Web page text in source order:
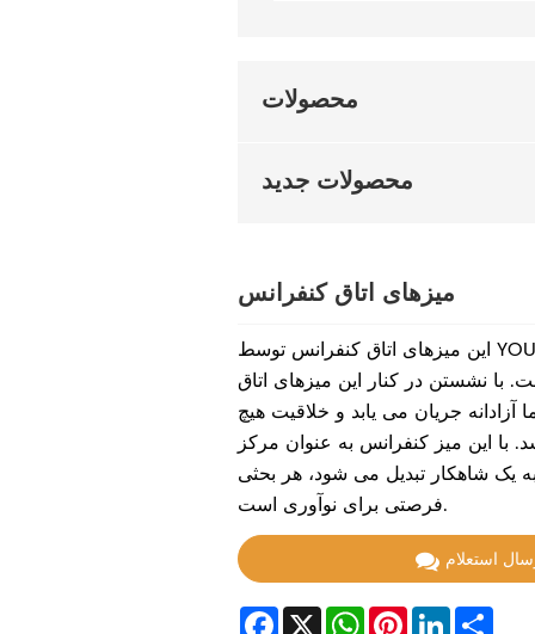
محصولات
محصولات جدید
میزهای اتاق کنفرانس
این میزهای اتاق کنفرانس توسط YOURWORK Furniture
با نشستن در کنار این میزهای اتاق
آزادانه جریان می یابد و خلاقیت هیچ
این میز کنفرانس به عنوان مرکز
یک شاهکار تبدیل می شود، هر بحثی
فرصتی برای نوآوری است.
استعلام
Facebook
X WhatsApp
Pinterest
LinkedIn